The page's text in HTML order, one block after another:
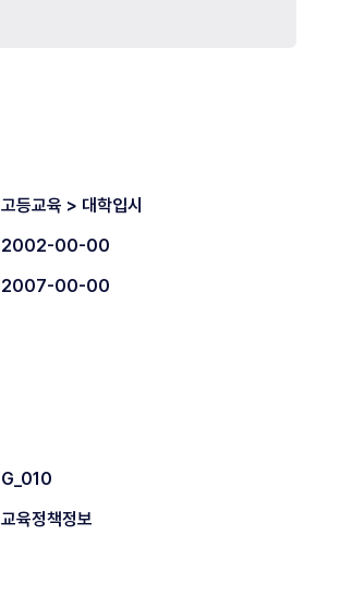
고등교육 > 대학입시
2002-00-00
2007-00-00
G_010
교육정책정보